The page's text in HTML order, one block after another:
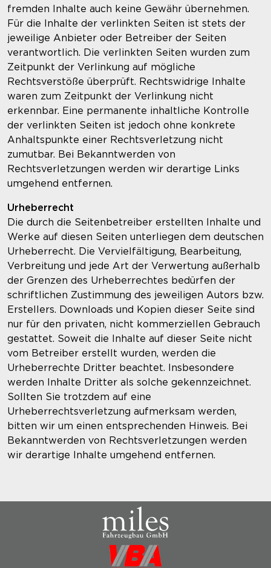
fremden Inhalte auch keine Gewähr übernehmen.
Für die Inhalte der verlinkten Seiten ist stets der
jeweilige Anbieter oder Betreiber der Seiten
verantwortlich. Die verlinkten Seiten wurden zum
Zeitpunkt der Verlinkung auf mögliche
Rechtsverstöße überprüft. Rechtswidrige Inhalte
waren zum Zeitpunkt der Verlinkung nicht
erkennbar. Eine permanente inhaltliche Kontrolle
der verlinkten Seiten ist jedoch ohne konkrete
Anhaltspunkte einer Rechtsverletzung nicht
zumutbar. Bei Bekanntwerden von
Rechtsverletzungen werden wir derartige Links
umgehend entfernen.
Urheberrecht
Die durch die Seitenbetreiber erstellten Inhalte und
Werke auf diesen Seiten unterliegen dem deutschen
Urheberrecht. Die Vervielfältigung, Bearbeitung,
Verbreitung und jede Art der Verwertung außerhalb
der Grenzen des Urheberrechtes bedürfen der
schriftlichen Zustimmung des jeweiligen Autors bzw.
Erstellers. Downloads und Kopien dieser Seite sind
nur für den privaten, nicht kommerziellen Gebrauch
gestattet. Soweit die Inhalte auf dieser Seite nicht
vom Betreiber erstellt wurden, werden die
Urheberrechte Dritter beachtet. Insbesondere
werden Inhalte Dritter als solche gekennzeichnet.
Sollten Sie trotzdem auf eine
Urheberrechtsverletzung aufmerksam werden,
bitten wir um einen entsprechenden Hinweis. Bei
Bekanntwerden von Rechtsverletzungen werden
wir derartige Inhalte umgehend entfernen.